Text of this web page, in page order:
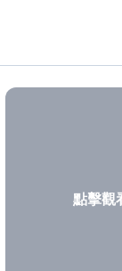
點擊觀